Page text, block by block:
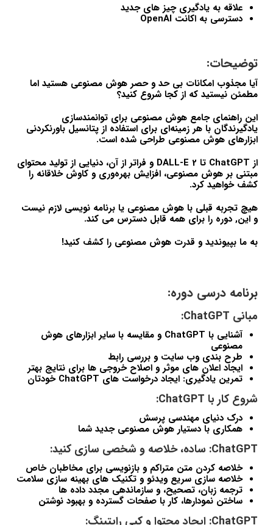
علاقه به یادگیری چیز های جدید
دسترسی به اکانت OpenAI
توضیحات:
آیا مجذوب امکانات بی حد و حصر هوش مصنوعی هستید اما
مطمئن نیستید که از کجا شروع کنید؟
این راهنمای جامع هوش مصنوعی برای توانمندسازی
یادگیرندگان با هر زمینه‌ای برای استفاده از پتانسیل باورنکردنی
ابزارهای هوش مصنوعی طراحی شده است.
از ChatGPT تا DALL-E 2 و فراتر از آن، دنیایی از تولید محتوای
مبتنی بر هوش مصنوعی، افزایش بهره‌وری و کاوش خلاقانه را
کشف خواهید کرد.
هیچ تجربه قبلی با هوش مصنوعی یا برنامه نویسی لازم نیست
و این, دوره را برای همه قابل دسترس می کند.
به ما بپیوندید و قدرت هوش مصنوعی را کشف کنید!
برنامه درسی دوره:
مبانی ChatGPT:
آشنایی با ChatGPT و مقایسه با سایر ابزارهای هوش
مصنوعی
طرح بندی وب سایت و بررسی رابط
ایجاد اعلان های موثر و اصلاح خروجی ها برای نتایج بهتر
تمرین یادگیری: ایجاد درخواست های ChatGPT خودتان
شروع کار با ChatGPT:
درک دنیای مهندسی پرسش
همکاری با دستیار هوش مصنوعی جدید شما
ChatGPT: ساده، خلاصه و شخصی سازی کنید:
خلاصه کردن متن متراکم و بازنویسی برای مخاطبان خاص
خلاصه سازی سریع ویدئو و تکنیک های بهینه سازی سلامت
ترجمه زبان، تصحیح، و سازماندهی مجدد داده ها
ساختن نمودارها، کار با صفحات گسترده و بهبود نوشتن